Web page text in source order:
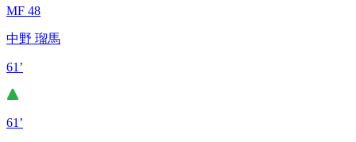
MF 48
中野 瑠馬
61’
61’